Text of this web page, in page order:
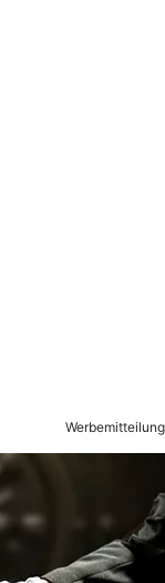
Werbemitteilung